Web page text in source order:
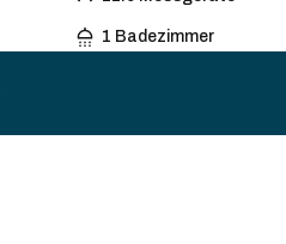
1 Badezimmer